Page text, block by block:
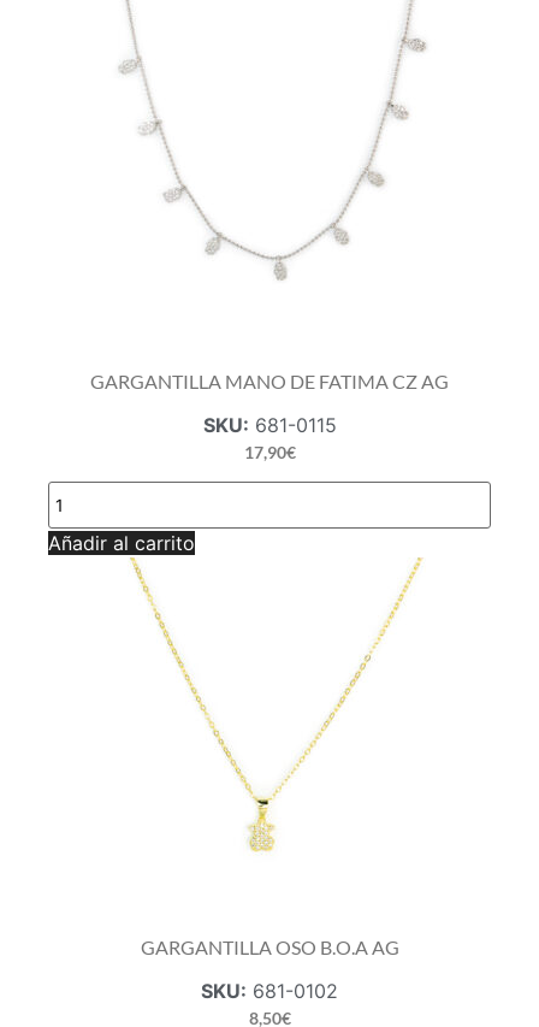
cantidad
GARGANTILLA MANO DE FATIMA CZ AG
SKU: 681-0115
17,90€
GARGANTILLA
MANO
DE
FATIMA
Añadir al carrito
GARGANTILLA OSO B.O.A AG
SKU: 681-0102
8,50€